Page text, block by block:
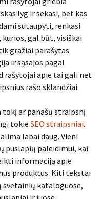
lyg ir sekasi, bet kas
sutaupyti, renkasi
gal būt, visiškai
gražiai parašytas
ir sąsajos pagal
rašytojai apie tai gali net
rašo sklandžiai.
tokį ar panašų straipsnį
tokie SEO straipsniai.
labai daug. Vieni
puslapių paleidimui, kai
informaciją apie
produktus. Kiti tekstai
kataloguose,